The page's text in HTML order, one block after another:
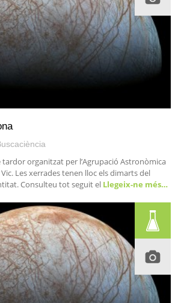
tardor organitzat per l’Agrupació Astronòmica
Les xerrades tenen lloc els dimarts del
Consulteu tot seguit el Llegeix-ne més…